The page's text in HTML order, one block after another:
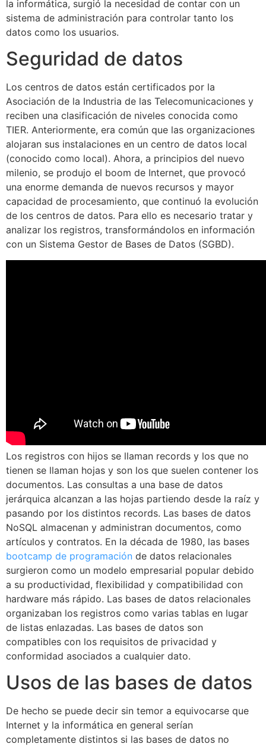
la informática, surgió la necesidad de contar con un
sistema de administración para controlar tanto los
datos como los usuarios.
Seguridad de datos
Los centros de datos están certificados por la
Asociación de la Industria de las Telecomunicaciones y
reciben una clasificación de niveles conocida como
TIER. Anteriormente, era común que las organizaciones
alojaran sus instalaciones en un centro de datos local
(conocido como local). Ahora, a principios del nuevo
milenio, se produjo el boom de Internet, que provocó
una enorme demanda de nuevos recursos y mayor
capacidad de procesamiento, que continuó la evolución
de los centros de datos. Para ello es necesario tratar y
analizar los registros, transformándolos en información
con un Sistema Gestor de Bases de Datos (SGBD).
Los registros con hijos se llaman records y los que no
tienen se llaman hojas y son los que suelen contener los
documentos. Las consultas a una base de datos
jerárquica alcanzan a las hojas partiendo desde la raíz y
pasando por los distintos records. Las bases de datos
NoSQL almacenan y administran documentos, como
artículos y contratos. En la década de 1980, las bases
bootcamp de programación de datos relacionales
surgieron como un modelo empresarial popular debido
a su productividad, flexibilidad y compatibilidad con
hardware más rápido. Las bases de datos relacionales
organizaban los registros como varias tablas en lugar
de listas enlazadas. Las bases de datos son
compatibles con los requisitos de privacidad y
conformidad asociados a cualquier dato.
Usos de las bases de datos
De hecho se puede decir sin temor a equivocarse que
Internet y la informática en general serían
completamente distintos si las bases de datos no